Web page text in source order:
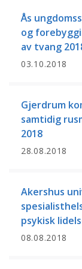
Ås
og
av tvang
03.10.2018
Gjerdrum
samtidig
2018
28.08.2018
Akershus
psykisk
08.08.2018